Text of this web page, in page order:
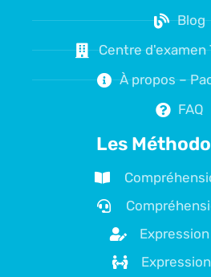
Blog
Centre d'examen
À propos –
FAQ
Les